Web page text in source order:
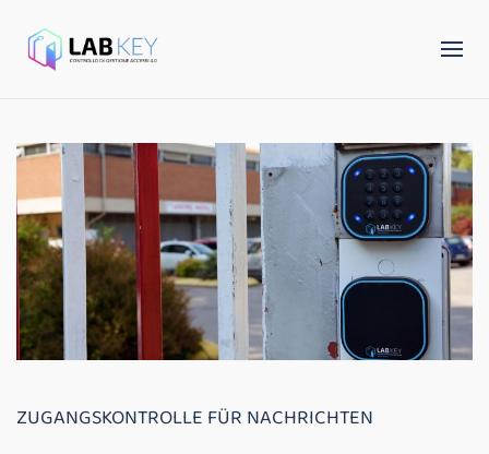
ZUGANGSKONTROLLE FÜR NACHRICHTEN